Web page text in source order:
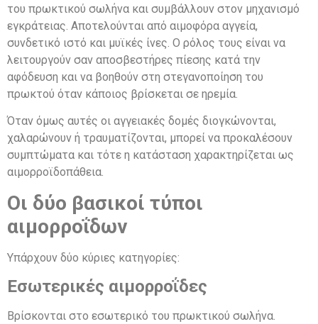
του πρωκτικού σωλήνα και συμβάλλουν στον μηχανισμό
εγκράτειας. Αποτελούνται από αιμοφόρα αγγεία,
συνδετικό ιστό και μυϊκές ίνες. Ο ρόλος τους είναι να
λειτουργούν σαν αποσβεστήρες πίεσης κατά την
αφόδευση και να βοηθούν στη στεγανοποίηση του
πρωκτού όταν κάποιος βρίσκεται σε ηρεμία.
Όταν όμως αυτές οι αγγειακές δομές διογκώνονται,
χαλαρώνουν ή τραυματίζονται, μπορεί να προκαλέσουν
συμπτώματα και τότε η κατάσταση χαρακτηρίζεται ως
αιμορροϊδοπάθεια.
Οι δύο βασικοί τύποι
αιμορροΐδων
Υπάρχουν δύο κύριες κατηγορίες:
Εσωτερικές αιμορροΐδες
Βρίσκονται στο εσωτερικό του πρωκτικού σωλήνα.